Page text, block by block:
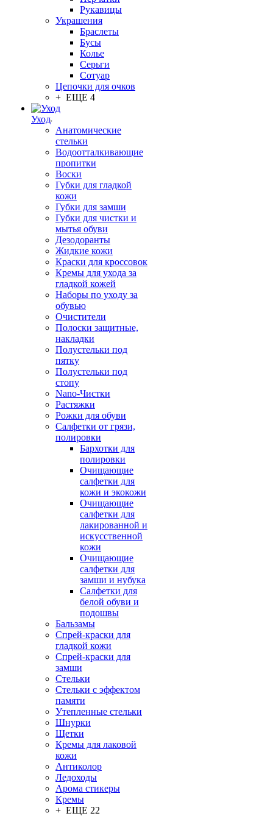
Рукавицы
Украшения
Браслеты
Бусы
Колье
Серьги
Сотуар
Цепочки для очков
+ ЕЩЕ 4
Уход
Анатомические
стельки
Водоотталкивающие
пропитки
Воски
Губки для гладкой
кожи
Губки для замши
Губки для чистки и
мытья обуви
Дезодоранты
Жидкие кожи
Краски для кроссовок
Кремы для ухода за
гладкой кожей
Наборы по уходу за
обувью
Очистители
Полоски защитные,
накладки
Полустельки под
пятку
Полустельки под
стопу
Nano-Чистки
Растяжки
Рожки для обуви
Салфетки от грязи,
полировки
Бархотки для
полировки
Очищающие
салфетки для
кожи и экокожи
Очищающие
салфетки для
лакированной и
искусственной
кожи
Очищающие
салфетки для
замши и нубука
Салфетки для
белой обуви и
подошвы
Бальзамы
Спрей-краски для
гладкой кожи
Спрей-краски для
замши
Стельки
Стельки с эффектом
памяти
Утепленные стельки
Шнурки
Щетки
Кремы для лаковой
кожи
Антиколор
Ледоходы
Арома стикеры
Кремы
+ ЕЩЕ 22